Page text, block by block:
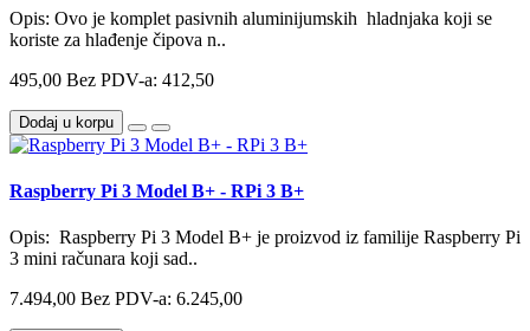
Opis: Ovo je komplet pasivnih aluminijumskih hladnjaka koji se
koriste za hlađenje čipova n..
495,00 Bez PDV-a: 412,50
Dodaj u korpu
Raspberry Pi 3 Model B+ - RPi 3 B+
Opis: Raspberry Pi 3 Model B+ je proizvod iz familije Raspberry Pi
3 mini računara koji sad..
7.494,00 Bez PDV-a: 6.245,00